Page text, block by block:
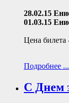
28.02.15
01.03.15
Цена билета
Подробнее ...
С Днем